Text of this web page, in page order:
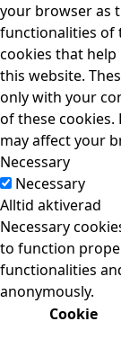
your browser as
functionalities of
cookies that help
this website.
only with your
of these
may affect your
Necessary
Necessary
Alltid aktiverad
Necessary
to function
functionalities
anonymously.
Cookie